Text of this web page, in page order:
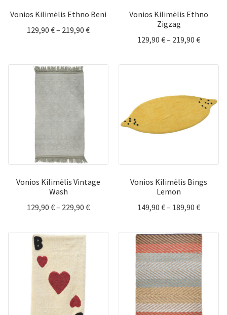
Vonios Kilimėlis Ethno Beni
129,90 €– 219,90 €Price
through
Vonios Kilimėlis Ethno
Zigzag
129,90 €– 219,90 €Price
129,90 €
Vonios Kilimėlis Vintage
Wash
129,90 €– 229,90 €Price
129,90 €
Vonios Kilimėlis Bings
Lemon
149,90 €– 189,90 €Price
149,90 €
189,90 €